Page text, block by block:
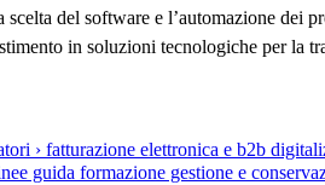
del software e l’automazione dei
in soluzioni tecnologiche per la
› fatturazione elettronica e b2b
guida formazione gestione e